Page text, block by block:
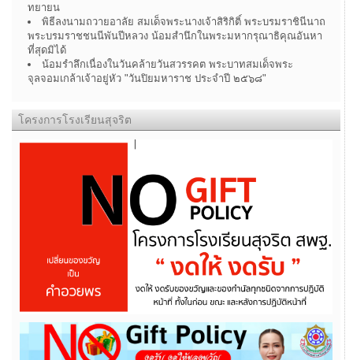
ทยายน
พิธีลงนามถวายอาลัย สมเด็จพระนางเจ้าสิริกิติ์ พระบรมราชินีนาถ
พระบรมราชชนนีพันปีหลวง น้อมสำนึกในพระมหากรุณาธิคุณอันหา
ที่สุดมิได้
น้อมรำลึกเนื่องในวันคล้ายวันสวรรคต พระบาทสมเด็จพระ
จุลจอมเกล้าเจ้าอยู่หัว "วันปิยมหาราช ประจำปี ๒๕๖๘"
โครงการโรงเรียนสุจริต